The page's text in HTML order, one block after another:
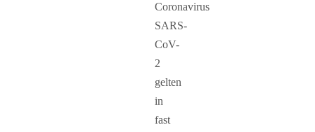
Coronavirus
SARS-
CoV-
2
gelten
in
fast